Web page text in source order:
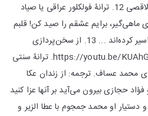
11. صوت تکبیرگویی در مسجد الاقصی 12. ترانۀ فولکلور عراقی یا صیاد
برایم عشقم را صید کن! قلبم
را برخلاف میل با تور ماهی‌گیری اسیر کرده‌اند ... 13. از سخن‌پردازی
نویسندۀ مسیحی: https://youtu.be/KUAhGy5qPNo 14. ترانۀ سنتی
عساف. ترجمه: از زندان عکا
حجازی بیرون می‌آید بر آنها عزا کنید
و دستیار او محمد جمجوم با عطا الزیر و